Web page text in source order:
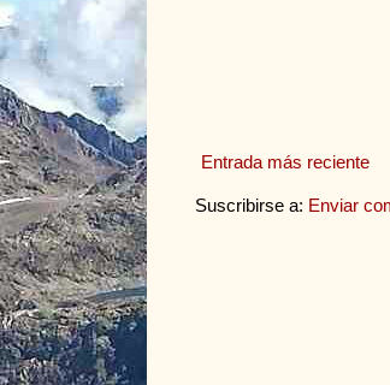
Entrada más reciente
Suscribirse a: Enviar